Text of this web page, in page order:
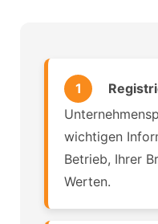
1
wichtigen
Betrieb, Ihrer
Werten.